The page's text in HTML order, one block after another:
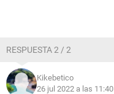
RESPUESTA 2 / 2
Kikebetico
26 jul 2022 a las 11:40